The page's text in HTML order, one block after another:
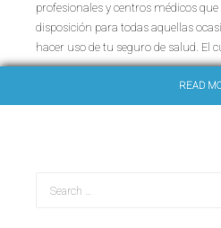
profesionales y centros médicos que
disposición para todas aquellas
hacer uso de tu seguro de salud. El
READ